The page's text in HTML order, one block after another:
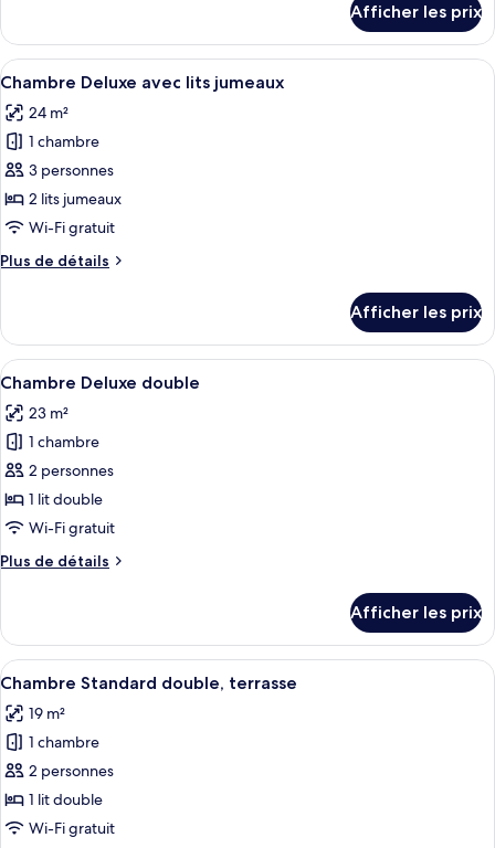
avec
lits
jumeaux
(with
Open-
air
Bath)
Chambre
Deluxe
avec
jumeaux
(with
Open-
air
Bath)
Afficher les prix
Afficher
toutes
les
photos
pour
ce
type
chambre :
avec
lits
jumeaux
Une pièce de style japonais
4
Chambre Deluxe avec lits jumeaux
24 m²
1 chambre
3 personnes
2 lits jumeaux
Wi-Fi gratuit
Plus de détails
Plus
Chambre
Deluxe
avec
jumeaux
Afficher les prix
Afficher
toutes
les
photos
pour
ce
type
chambre :
double
Une chambre d’hôtel avec un grand
4
Chambre Deluxe double
23 m²
1 chambre
2 personnes
1 lit double
Wi-Fi gratuit
Plus de détails
Plus
Chambre
Deluxe
double
Afficher les prix
Afficher
toutes
les
photos
pour
ce
type
Une chambre d’hôtel moderne
4
Chambre Standard double, terrasse
19 m²
1 chambre
2 personnes
1 lit double
Wi-Fi gratuit